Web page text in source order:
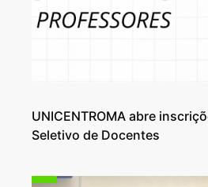
UNICENTROMA abre
Seletivo de Docentes